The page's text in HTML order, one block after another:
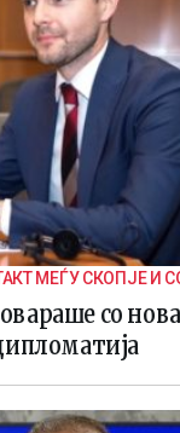
МЕЃУ СКОПЈЕ И
со